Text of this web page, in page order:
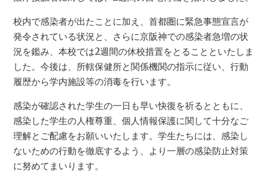
校内で感染者が出たことに加え、首都圏に緊急事態宣言が
発令されている状況と、さらに京阪神での感染者急増の状
況を鑑み、本校では2週間の休校措置をとることといたしま
した。今後は、所轄保健所と関係機関の指示に従い、行動
履歴から学内施設等の消毒を行います。
感染が確認された学生の一日も早い快復を祈るとともに、
感染した学生の人権尊重、個人情報保護に関して十分なご
理解とご配慮をお願いいたします。学生たちには、感染し
ないための行動を徹底するよう、より一層の感染防止対策
に努めてまいります。